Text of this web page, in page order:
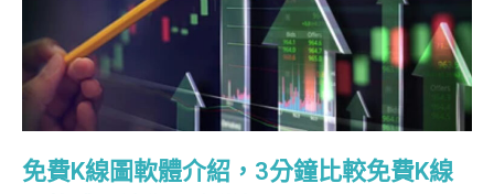
免費K線圖軟體介紹，3分鐘比較免費K線